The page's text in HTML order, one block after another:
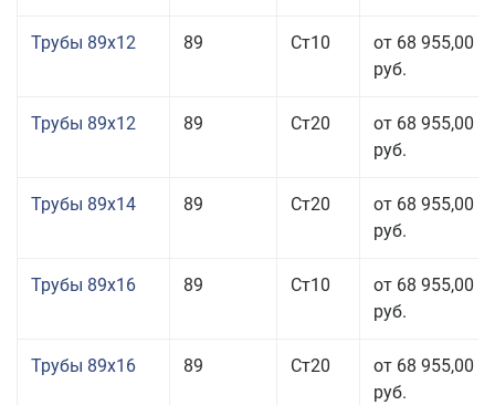
Трубы 89x12 89 Ст10
от 68 955,00
руб.
Трубы 89x12 89 Ст20
от 68 955,00
руб.
Трубы 89x14 89 Ст20
от 68 955,00
руб.
Трубы 89x16 89 Ст10
от 68 955,00
руб.
Трубы 89x16 89 Ст20
от 68 955,00
руб.